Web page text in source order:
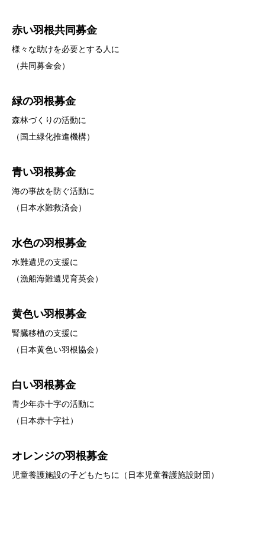
赤い羽根共同募金
様々な助けを必要とする人に
（共同募金会）
緑の羽根募金
森林づくりの活動に
（国土緑化推進機構）
青い羽根募金
海の事故を防ぐ活動に
（日本水難救済会）
水色の羽根募金
水難遺児の支援に
（漁船海難遺児育英会）
黄色い羽根募金
腎臓移植の支援に
（日本黄色い羽根協会）
白い羽根募金
青少年赤十字の活動に
（日本赤十字社）
オレンジの羽根募金
児童養護施設の子どもたちに（日本児童養護施設財団）